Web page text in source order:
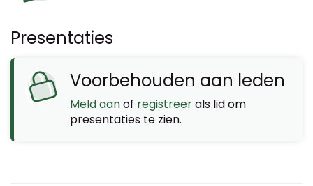
Presentaties
Voorbehouden aan leden
Meld aanof registreerals lid om
presentaties te zien.